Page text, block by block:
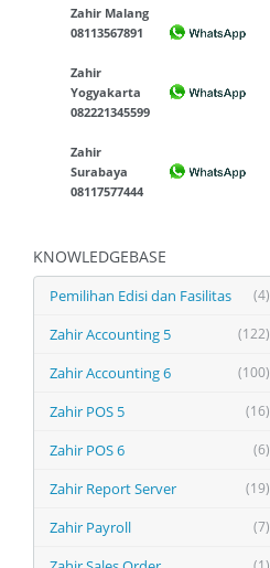
Zahir Malang
08113567891
Zahir
Yogyakarta
082221345599
Zahir
Surabaya
08117577444
KNOWLEDGEBASE
(4)
Pemilihan Edisi dan Fasilitas
(122)
Zahir Accounting 5
(100)
Zahir Accounting 6
(16)
Zahir POS 5
(6)
Zahir POS 6
(19)
Zahir Report Server
(7)
Zahir Payroll